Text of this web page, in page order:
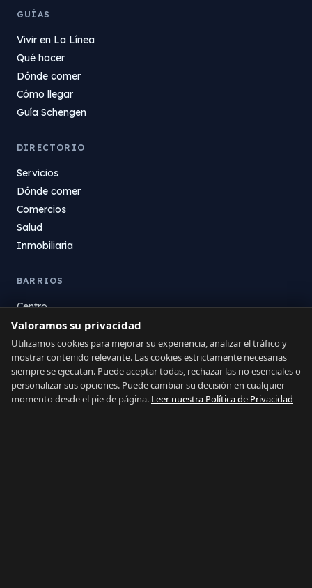
GUÍAS
Vivir en La Línea
Qué hacer
Dónde comer
Cómo llegar
Guía Schengen
DIRECTORIO
Servicios
Dónde comer
Comercios
Salud
Inmobiliaria
BARRIOS
Centro
La Atunara
Poniente
El Zabal
Santa Margarita
La Alcaidesa
Valoramos su privacidad
Utilizamos cookies para mejorar su experiencia, analizar el tráfico y
mostrar contenido relevante. Las cookies estrictamente necesarias
siempre se ejecutan. Puede aceptar todas, rechazar las no esenciales o
personalizar sus opciones. Puede cambiar su decisión en cualquier
momento desde el pie de página. Leer nuestra Política de Privacidad